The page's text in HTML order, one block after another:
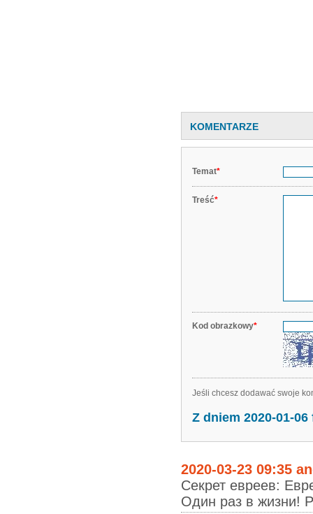
KOMENTARZE
Temat*
Treść*
Kod obrazkowy*
Jeśli chcesz dodawać swoje
Z dniem 2020-01-
2020-03-23 09:35
Секрет евреев:
Один раз в жизни!